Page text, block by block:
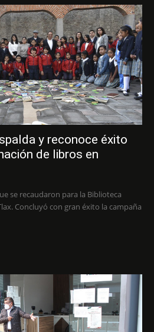
y reconoce éxito
de libros en
se recaudaron para la Biblioteca